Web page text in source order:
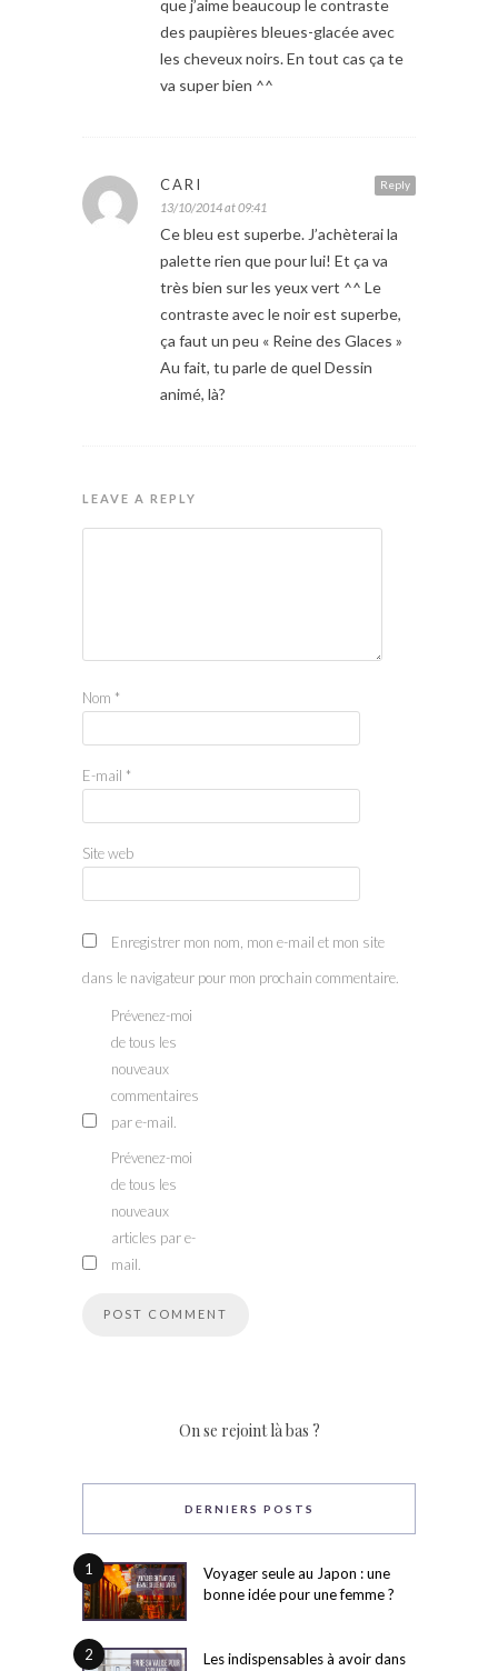
que j’aime beaucoup le contraste
des paupières bleues-glacée avec
les cheveux noirs. En tout cas ça te
va super bien ^^
Reply
CARI
13/10/2014 at 09:41
Ce bleu est superbe. J’achèterai la
palette rien que pour lui! Et ça va
très bien sur les yeux vert ^^ Le
contraste avec le noir est superbe,
ça faut un peu « Reine des Glaces »
Au fait, tu parle de quel Dessin
animé, là?
LEAVE A REPLY
Nom *
E-mail *
Site web
Enregistrer mon nom, mon e-mail et mon site
dans le navigateur pour mon prochain commentaire.
Prévenez-moi
de tous les
nouveaux
commentaires
par e-mail.
Prévenez-moi
de tous les
nouveaux
articles par e-
mail.
On se rejoint là bas ?
DERNIERS POSTS
1
Voyager seule au Japon : une
bonne idée pour une femme ?
2
Les indispensables à avoir dans